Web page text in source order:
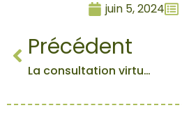
juin 5, 2024
Précédent
La consultation virtuelle